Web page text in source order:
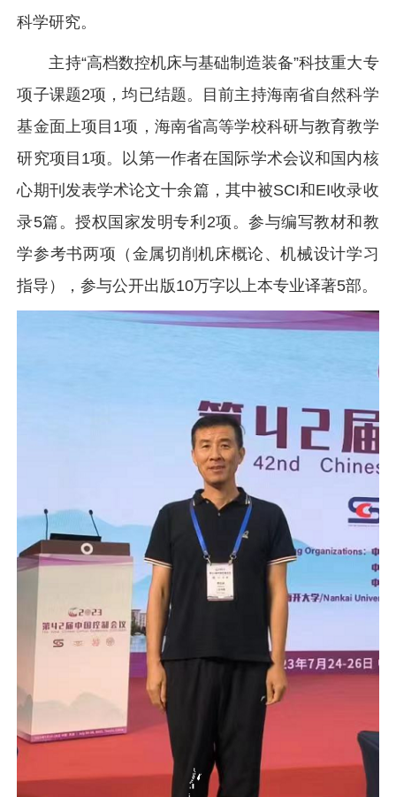
科学研究。
主持“高档数控机床与基础制造装备”科技重大专
项子课题2项，均已结题。目前主持海南省自然科学
基金面上项目1项，海南省高等学校科研与教育教学
研究项目1项。以第一作者在国际学术会议和国内核
心期刊发表学术论文十余篇，其中被SCI和EI收录收
录5篇。授权国家发明专利2项。参与编写教材和教
学参考书两项（金属切削机床概论、机械设计学习
指导），参与公开出版10万字以上本专业译著5部。